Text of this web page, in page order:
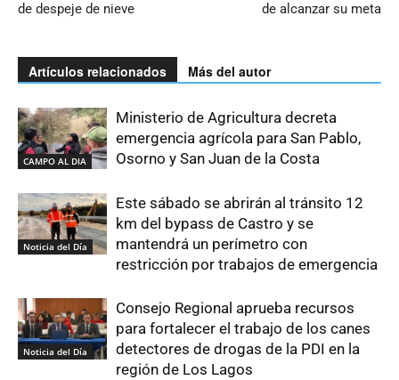
de despeje de nieve
de alcanzar su meta
Artículos relacionados Más del autor
CAMPO AL DIA
Ministerio de Agricultura decreta
emergencia agrícola para San Pablo,
Osorno y San Juan de la Costa
Noticia del Día
Este sábado se abrirán al tránsito 12
km del bypass de Castro y se
mantendrá un perímetro con
restricción por trabajos de emergencia
Noticia del Día
Consejo Regional aprueba recursos
para fortalecer el trabajo de los canes
detectores de drogas de la PDI en la
región de Los Lagos